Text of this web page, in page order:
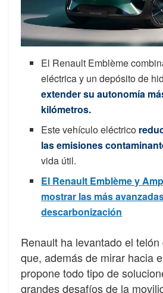
El Renault Emblème
eléctrica y un depósito de
extender su autonomía
kilómetros.
Este vehículo eléctrico
las emisiones
vida útil.
El Renault Emblème y
mostrar las más
descarbonización
Renault ha levantado el
que, además de mirar hacia
propone todo tipo de
grandes desafíos de la